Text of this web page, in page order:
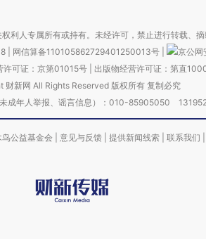
利人专属所有或持有。未经许可，禁止进行转载、摘
网信算备110105862729401250013号
京公网
许可证：京第01015号| 出版物经营许可证：第直
财新网 All Rights Reserved 版权所有 复制必究
成年人举报、谣言信息）：010-85905050
鸟公益基金会 意见与反馈 提供新闻线索 联系我们